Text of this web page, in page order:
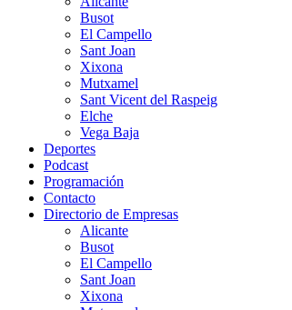
Busot
El Campello
Sant Joan
Xixona
Mutxamel
Sant Vicent del Raspeig
Elche
Vega Baja
Deportes
Podcast
Programación
Contacto
Directorio de Empresas
Alicante
Busot
El Campello
Sant Joan
Xixona